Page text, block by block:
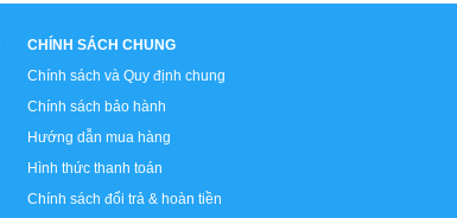
CHÍNH SÁCH CHUNG
Chính sách và Quy định chung
Chính sách bảo hành
Hướng dẫn mua hàng
Hình thức thanh toán
Chính sách đổi trả & hoàn tiền